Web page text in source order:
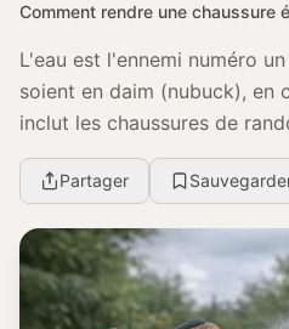
Comment rendre une chaussure
L'eau est l'ennemi numéro
soient en daim (nubuck), en
inclut les chaussures de
femmes et les baskets en
Partager